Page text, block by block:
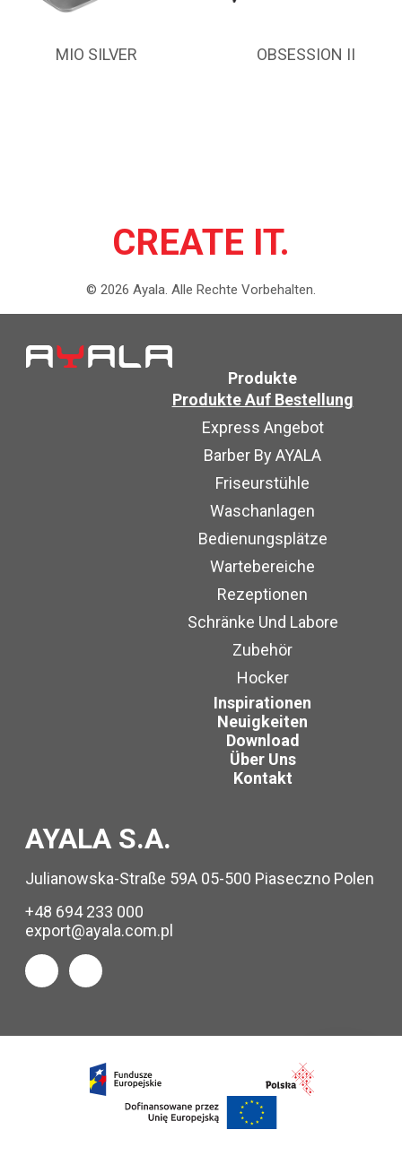
MIO SILVER OBSESSION II
CREATE IT.
© 2026 Ayala. Alle Rechte Vorbehalten.
Produkte
Produkte Auf Bestellung
Express Angebot
Barber By AYALA
Friseurstühle
Waschanlagen
Bedienungsplätze
Wartebereiche
Rezeptionen
Schränke Und Labore
Zubehör
Hocker
Inspirationen
Neuigkeiten
Download
Über Uns
Kontakt
AYALA S.A.
Julianowska-Straße 59A 05-500 Piaseczno Polen
+48 694 233 000
export@ayala.com.pl